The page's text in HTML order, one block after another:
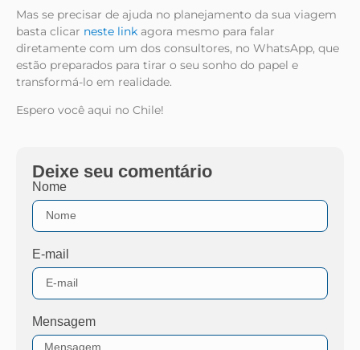
Mas se precisar de ajuda no planejamento da sua viagem
basta clicar neste link agora mesmo para falar
diretamente com um dos consultores, no WhatsApp, que
estão preparados para tirar o seu sonho do papel e
transformá-lo em realidade.
Espero você aqui no Chile!
Deixe seu comentário
Nome
E-mail
Mensagem